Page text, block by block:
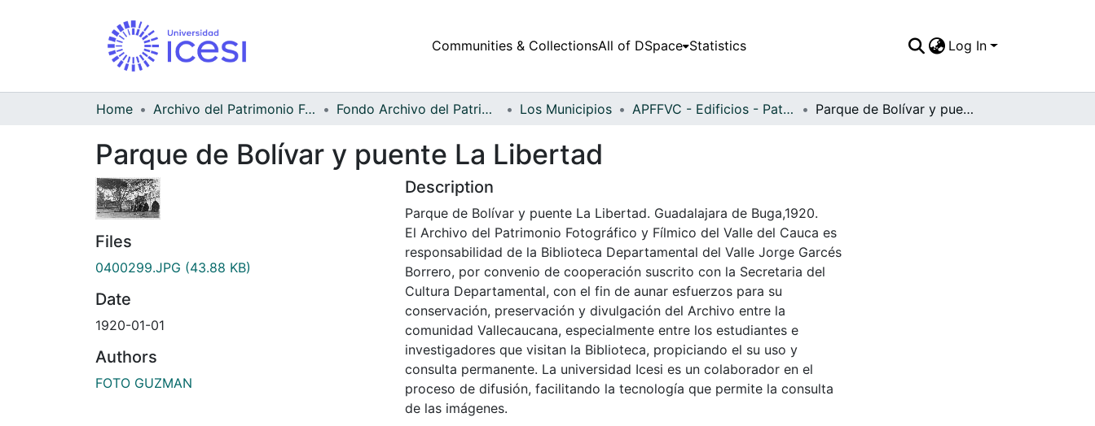
Communities & CollectionsAll of DSpace Statistics Log In
Home Archivo del Patrimonio Fotográfico y Fílmico del Valle del Cauca Fondo Archivo del Patrimonio Fotográfico y Fílmico del Valle del Cauca Los Municipios APFFVC - Edificios - Patrimonial Parque de Bolívar y puente La Libertad
Parque de Bolívar y puente La Libertad
Files
0400299.JPG (43.88 KB)
Date
1920-01-01
Authors
FOTO GUZMAN
Description
Parque de Bolívar y puente La Libertad. Guadalajara de Buga,1920.
El Archivo del Patrimonio Fotográfico y Fílmico del Valle del Cauca es
responsabilidad de la Biblioteca Departamental del Valle Jorge Garcés
Borrero, por convenio de cooperación suscrito con la Secretaria del
Cultura Departamental, con el fin de aunar esfuerzos para su
conservación, preservación y divulgación del Archivo entre la
comunidad Vallecaucana, especialmente entre los estudiantes e
investigadores que visitan la Biblioteca, propiciando el su uso y
consulta permanente. La universidad Icesi es un colaborador en el
proceso de difusión, facilitando la tecnología que permite la consulta
de las imágenes.